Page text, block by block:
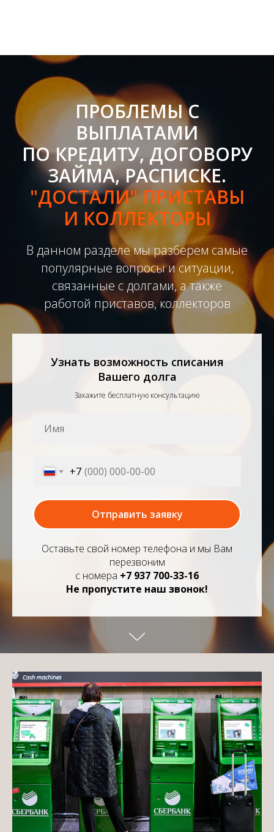
ПРОБЛЕМЫ С
ВЫПЛАТАМИ
ПО КРЕДИТУ, ДОГОВОРУ
ЗАЙМА, РАСПИСКЕ.
"ДОСТАЛИ" ПРИСТАВЫ
И КОЛЛЕКТОРЫ
В данном разделе мы разберем самые
популярные вопросы и ситуации,
связанные с долгами, а также
работой приставов, коллекторов
Узнать возможность списания
Вашего долга
Закажите бесплатную консультацию
+7
Отправить заявку
Оставьте свой номер телефона и мы Вам
перезвоним
с номера +7 937 700-33-16
Не пропустите наш звонок!